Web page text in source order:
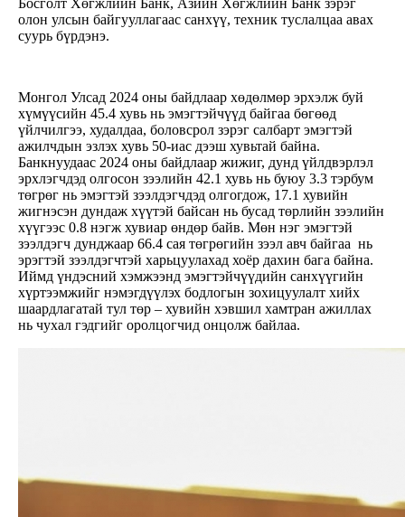
олон улсын байгууллагаас санхүү, техник туслалцаа авах
суурь бүрдэнэ.
Монгол Улсад 2024 оны байдлаар хөдөлмөр эрхэлж буй
хүмүүсийн 45.4 хувь нь эмэгтэйчүүд байгаа бөгөөд
үйлчилгээ, худалдаа, боловсрол зэрэг салбарт эмэгтэй
ажилчдын эзлэх хувь 50-иас дээш хувьтай байна.
Банкнуудаас 2024 оны байдлаар жижиг, дунд үйлдвэрлэл
эрхлэгчдэд олгосон зээлийн 42.1 хувь нь буюу 3.3 тэрбум
төгрөг нь эмэгтэй зээлдэгчдэд олгогдож, 17.1 хувийн
жигнэсэн дундаж хүүтэй байсан нь бусад төрлийн зээлийн
хүүгээс 0.8 нэгж хувиар өндөр байв. Мөн нэг эмэгтэй
зээлдэгч дунджаар 66.4 сая төгрөгийн зээл авч байгаа нь
эрэгтэй зээлдэгчтэй харьцуулахад хоёр дахин бага байна.
Иймд үндэсний хэмжээнд эмэгтэйчүүдийн санхүүгийн
хүртээмжийг нэмэгдүүлэх бодлогын зохицуулалт хийх
шаардлагатай тул төр – хувийн хэвшил хамтран ажиллах
нь чухал гэдгийг оролцогчид онцолж байлаа.